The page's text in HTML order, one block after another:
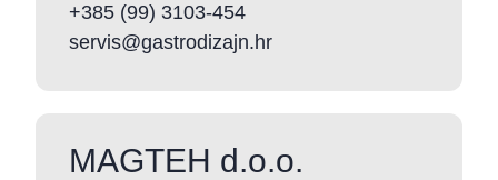
+385 (99) 3103-454
servis@gastrodizajn.hr
MAGTEH d.o.o.